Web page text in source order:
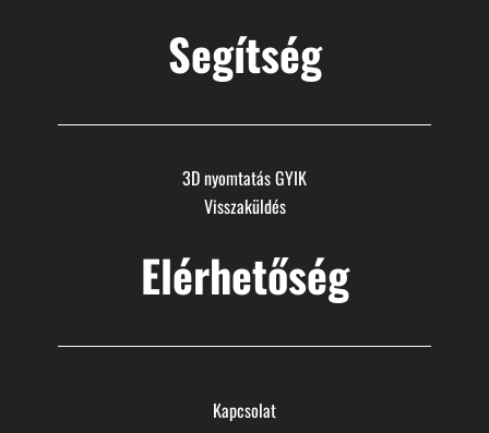
Segítség
3D nyomtatás GYIK
Visszaküldés
Elérhetőség
Kapcsolat